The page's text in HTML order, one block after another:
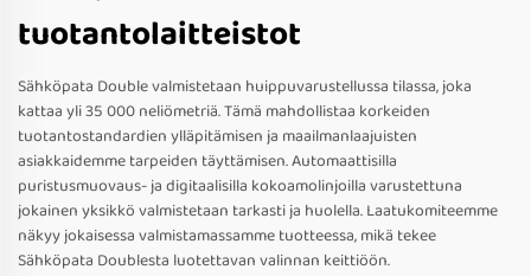
tuotantolaitteistot
Sähköpata Double valmistetaan huippuvarustellussa tilassa, joka
kattaa yli 35 000 neliömetriä. Tämä mahdollistaa korkeiden
tuotantostandardien ylläpitämisen ja maailmanlaajuisten
asiakkaidemme tarpeiden täyttämisen. Automaattisilla
puristusmuovaus- ja digitaalisilla kokoamolinjoilla varustettuna
jokainen yksikkö valmistetaan tarkasti ja huolella. Laatukomiteemme
näkyy jokaisessa valmistamassamme tuotteessa, mikä tekee
Sähköpata Doublesta luotettavan valinnan keittiöön.